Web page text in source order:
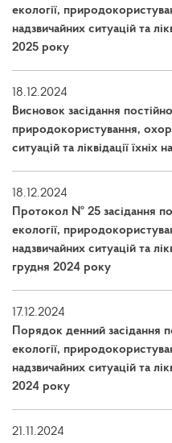
екології,
надзвичайних ситуацій та
2025 року
18.12.2024
Висновок засідання
природокористування,
ситуацій та ліквідації
18.12.2024
Протокол № 25 засідання
екології,
надзвичайних ситуацій та
грудня 2024 року
17.12.2024
Порядок денний засідання
екології,
надзвичайних ситуацій та
2024 року
21.11.2024